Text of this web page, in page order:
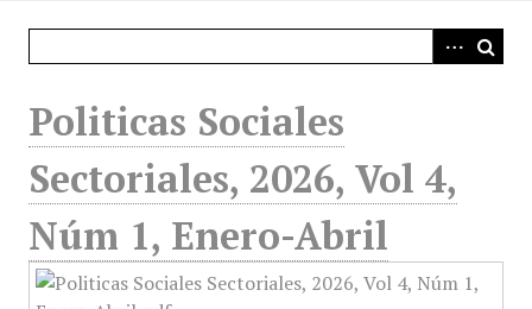
Politicas Sociales
Sectoriales, 2026, Vol 4,
Núm 1, Enero-Abril